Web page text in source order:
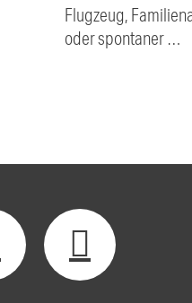
Flugzeug,
oder spontaner …